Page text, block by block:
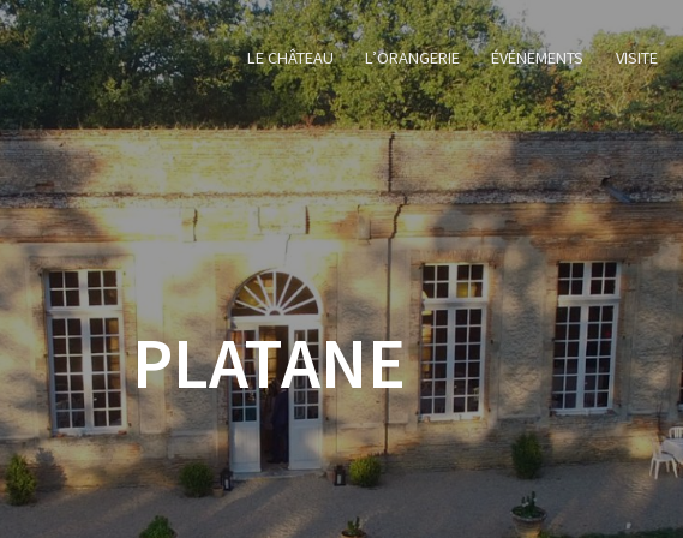
LE CHÂTEAU L’ORANGERIE ÉVÉNEMENTS VISITE
PLATANE